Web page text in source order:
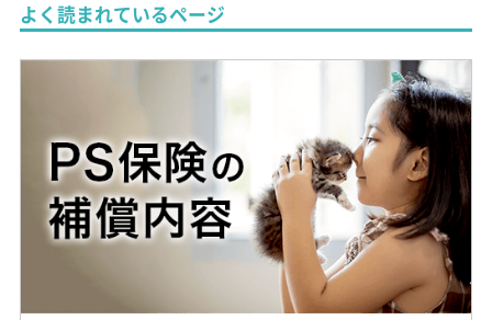
よく読まれているページ